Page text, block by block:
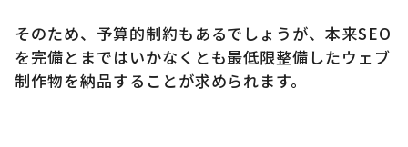
そのため、予算的制約もあるでしょうが、本来SEO
を完備とまではいかなくとも最低限整備したウェブ
制作物を納品することが求められます。